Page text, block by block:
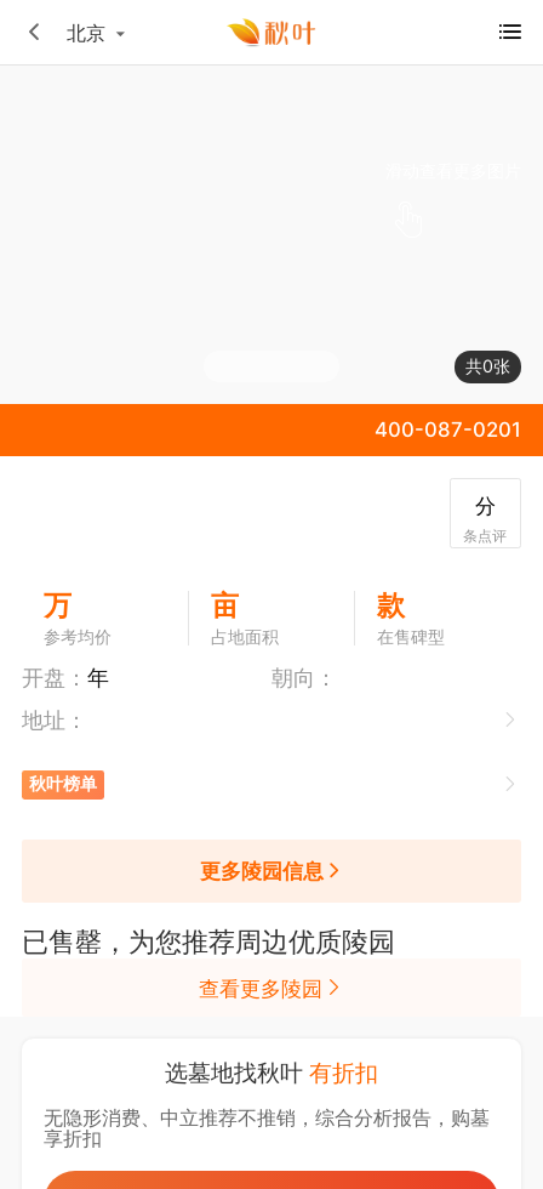
北京
共0张
400-087-0201
分
条点评
万
参考均价
亩
占地面积
款
在售碑型
开盘： 年
朝向：
地址：
秋叶榜单
更多陵园信息
已售罄，为您推荐周边优质陵园
查看更多陵园
选墓地找秋叶 有折扣
无隐形消费、中立推荐不推销，综合分析报告，购墓
享折扣